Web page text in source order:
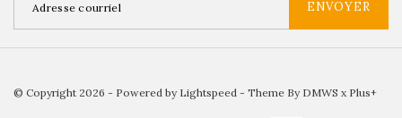
ENVOYER
© Copyright 2026 - Powered by Lightspeed - Theme By DMWS x Plus+